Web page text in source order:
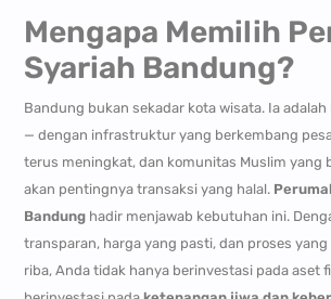
Mengapa Memilih
Syariah Bandung?
Bandung bukan sekadar kota wisata. Ia
— dengan infrastruktur yang berkembang
terus meningkat, dan komunitas Muslim yang
akan pentingnya transaksi yang halal.
Bandunghadir menjawab kebutuhan ini.
transparan, harga yang pasti, dan proses
riba, Anda tidak hanya berinvestasi pada aset